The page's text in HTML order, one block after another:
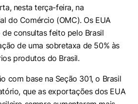
nesta terça-feira, na
do Comércio (OMC). Os EUA
consultas feito pelo Brasil
de uma sobretaxa de 50% às
produtos do Brasil.
com base na Seção 301, o Brasil
que as exportações dos EUA